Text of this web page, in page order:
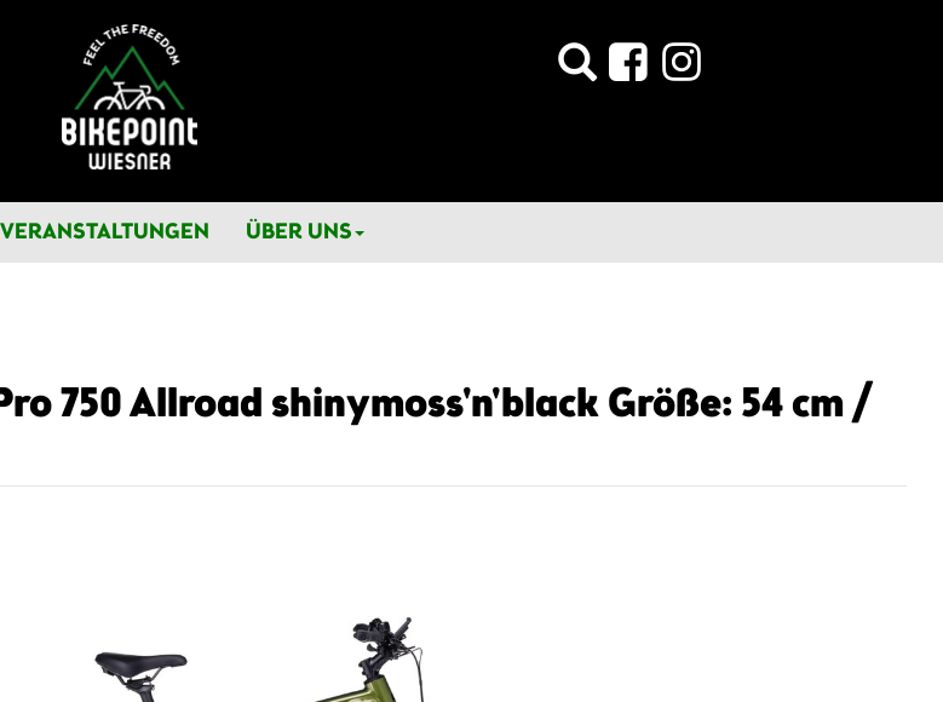
VERANSTALTUNGEN ÜBER UNS
750 Allroad shinymoss'n'black Größe: 54 cm /